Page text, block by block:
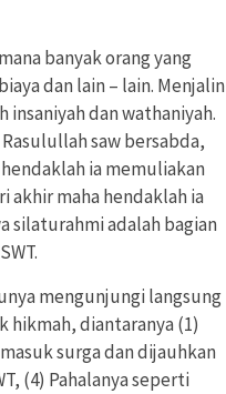
banyak orang yang
dan lain – lain. Menjalin
dan wathaniyah.
saw bersabda,
ia memuliakan
akhir maha hendaklah ia
silaturahmi adalah bagian
mengunjungi langsung
hikmah, diantaranya (1)
surga dan dijauhkan
(4) Pahalanya seperti